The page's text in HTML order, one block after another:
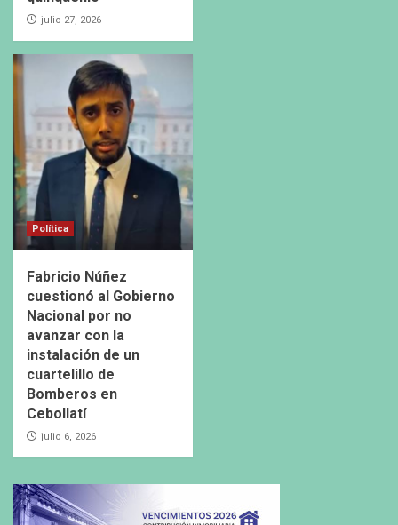
julio 27, 2026
Política
Fabricio Núñez
cuestionó al Gobierno
Nacional por no
avanzar con la
instalación de un
cuartelillo de
Bomberos en
Cebollatí
julio 6, 2026